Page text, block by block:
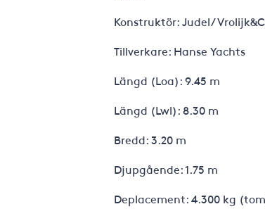
Konstruktör: Judel/
Tillverkare: Hanse Yachts
Längd (Loa): 9.45 m
Längd (Lwl): 8.30 m
Bredd: 3.20 m
Djupgående: 1.75 m
Deplacement: 4.300 kg